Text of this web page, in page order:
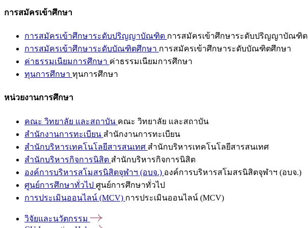
การสมัครเข้าศึกษา
การสมัครเข้าศึกษาระดับปริญญาบัณฑิต การสมัครเข้าศึกษาระดับปริญญาบัณฑิต
การสมัครเข้าศึกษาระดับบัณฑิตศึกษา การสมัครเข้าศึกษาระดับบัณฑิตศึกษา
ค่าธรรมเนียมการศึกษา ค่าธรรมเนียมการศึกษา
ทุนการศึกษา ทุนการศึกษา
หน่วยงานการศึกษา
คณะ วิทยาลัย และสถาบัน คณะ วิทยาลัย และสถาบัน
สำนักงานการทะเบียน สำนักงานการทะเบียน
สำนักบริหารเทคโนโลยีสารสนเทศ สำนักบริหารเทคโนโลยีสารสนเทศ
สำนักบริหารกิจการนิสิต สำนักบริหารกิจการนิสิต
องค์การบริหารสโมสรนิสิตจุฬาฯ (อบจ.) องค์การบริหารสโมสรนิสิตจุฬาฯ (อบจ.)
ศูนย์การศึกษาทั่วไป ศูนย์การศึกษาทั่วไป
การประเมินออนไลน์ (MCV) การประเมินออนไลน์ (MCV)
วิจัยและนวัตกรรม